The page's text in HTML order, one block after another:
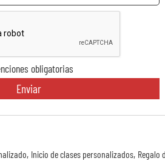
obligatorias
Enviar
Inicio de clases personalizados Regalo